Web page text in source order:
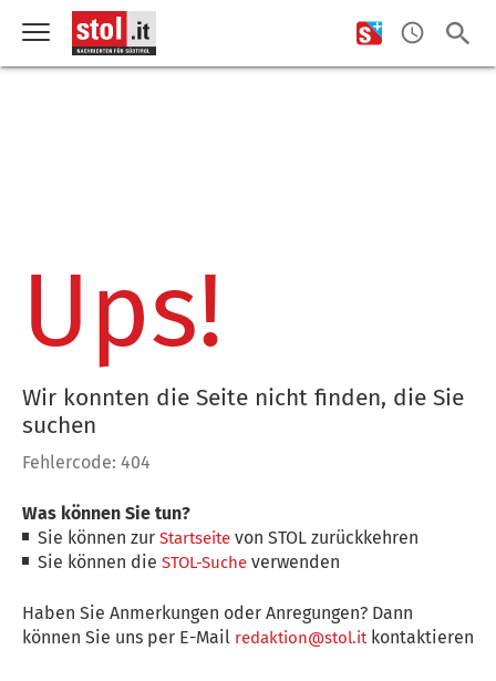
Ups!
Wir konnten die Seite nicht finden, die Sie
suchen
Fehlercode: 404
Was können Sie tun?
Sie können zurStartseite von STOL zurückkehren
Sie können dieSTOL-Suche verwenden
Haben Sie Anmerkungen oder Anregungen? Dann
können Sie uns per E-Mail redaktion@stol.itkontaktieren